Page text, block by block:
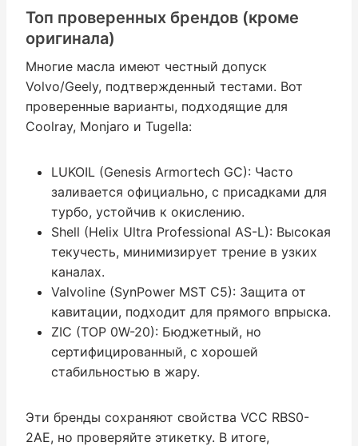
Топ проверенных брендов (кроме
оригинала)
Многие масла имеют честный допуск
Volvo/Geely, подтвержденный тестами. Вот
проверенные варианты, подходящие для
Coolray, Monjaro и Tugella:
LUKOIL (Genesis Armortech GC): Часто
заливается официально, с присадками для
турбо, устойчив к окислению.
Shell (Helix Ultra Professional AS-L): Высокая
текучесть, минимизирует трение в узких
каналах.
Valvoline (SynPower MST C5): Защита от
кавитации, подходит для прямого впрыска.
ZIC (TOP 0W-20): Бюджетный, но
сертифицированный, с хорошей
стабильностью в жару.
Эти бренды сохраняют свойства VCC RBS0-
2AE, но проверяйте этикетку. В итоге,